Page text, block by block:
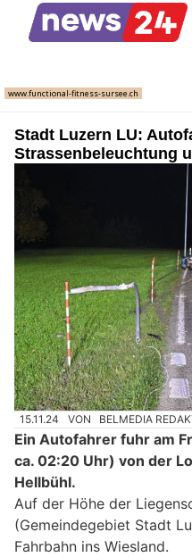
Stadt Luzern LU:
Strassenbeleuchtung
15.11.24 VON BELMEDIA
Ein Autofahrer fuhr am
ca. 02:20 Uhr) von der
Hellbühl.
Auf der Höhe der
(Gemeindegebiet Stadt
Fahrbahn ins Wiesland.